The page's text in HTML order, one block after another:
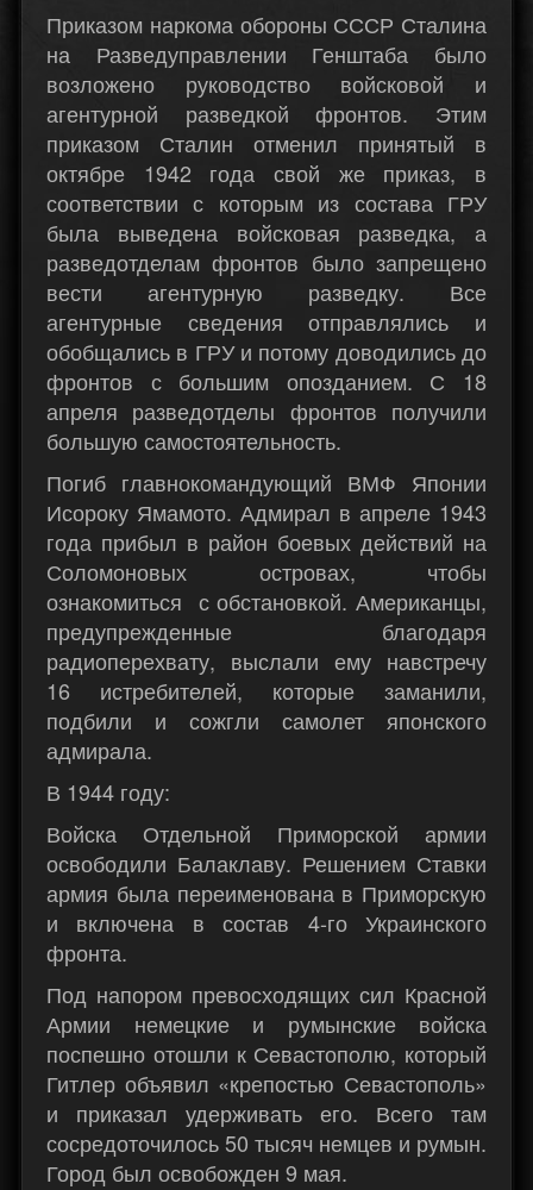
Приказом наркома обороны СССР Сталина
на Разведуправлении Генштаба было
возложено руководство войсковой и
агентурной разведкой фронтов. Этим
приказом Сталин отменил принятый в
октябре 1942 года свой же приказ, в
соответствии с которым из состава ГРУ
была выведена войсковая разведка, а
разведотделам фронтов было запрещено
вести агентурную разведку. Все
агентурные сведения отправлялись и
обобщались в ГРУ и потому доводились до
фронтов с большим опозданием. С 18
апреля разведотделы фронтов получили
большую самостоятельность.
Погиб главнокомандующий ВМФ Японии
Исороку Ямамото. Адмирал в апреле 1943
года прибыл в район боевых действий на
Соломоновых островах, чтобы
ознакомиться с обстановкой. Американцы,
предупрежденные благодаря
радиоперехвату, выслали ему навстречу
16 истребителей, которые заманили,
подбили и сожгли самолет японского
адмирала.
В 1944 году:
Войска Отдельной Приморской армии
освободили Балаклаву. Решением Ставки
армия была переименована в Приморскую
и включена в состав 4-го Украинского
фронта.
Под напором превосходящих сил Красной
Армии немецкие и румынские войска
поспешно отошли к Севастополю, который
Гитлер объявил «крепостью Севастополь»
и приказал удерживать его. Всего там
сосредоточилось 50 тысяч немцев и румын.
Город был освобожден 9 мая.